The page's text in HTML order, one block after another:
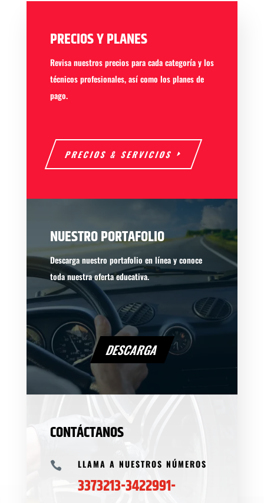
PRECIOS Y PLANES
Revisa nuestros precios para cada categoría y los
técnicos profesionales, así como los planes de
pago.
PRECIOS & SERVICIOS
NUESTRO PORTAFOLIO
Descarga nuestro portafolio en línea y conoce
toda nuestra oferta educativa.
DESCARGA
CONTÁCTANOS
 LLAMA A NUESTROS NÚMEROS
3373213-3422991-